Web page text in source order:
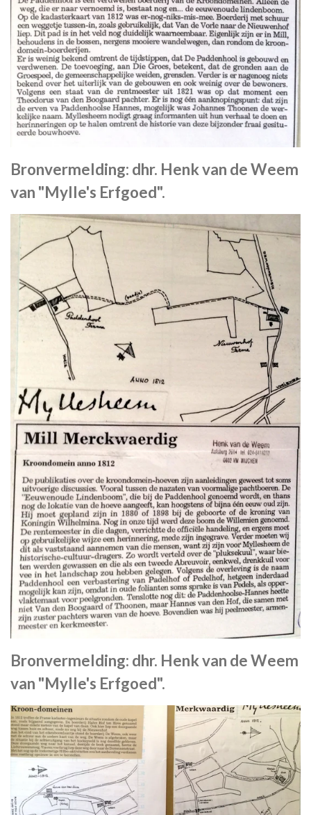
Bronvermelding: dhr. Henk van de Weem
van "Mylle's Erfgoed".
Bronvermelding: dhr. Henk van de Weem
van "Mylle's Erfgoed".